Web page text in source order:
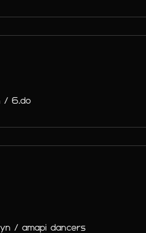
/ 6.do
/ amapi dancers